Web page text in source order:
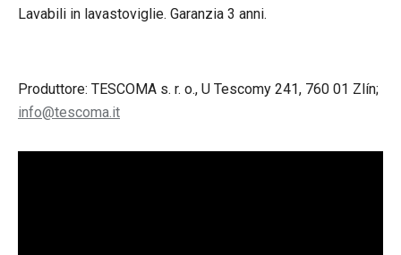
Lavabili in lavastoviglie. Garanzia 3 anni.
Produttore: TESCOMA s. r. o., U Tescomy 241, 760 01 Zlín;
info@tescoma.it